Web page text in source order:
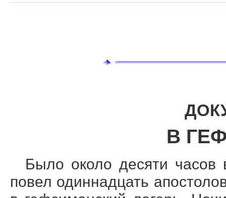
В
Было около десяти часов
повел одиннадцать